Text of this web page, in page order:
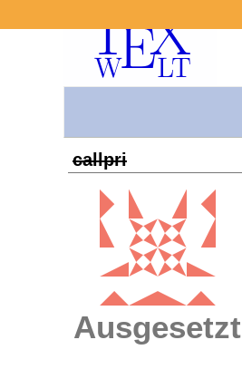
callpri
Ausgesetzt